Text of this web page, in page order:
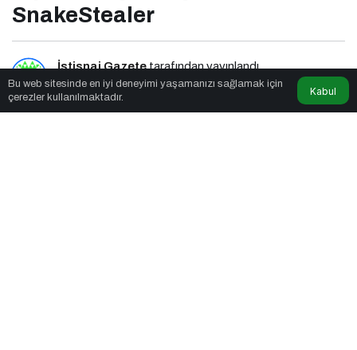
SnakeStealer
İstisnai Gazetetarafından yayınlandı
2dk, 42sn
Bu web sitesinde en iyi deneyimi yaşamanızı sağlamak için
çerezler kullanılmaktadır.
Kabul